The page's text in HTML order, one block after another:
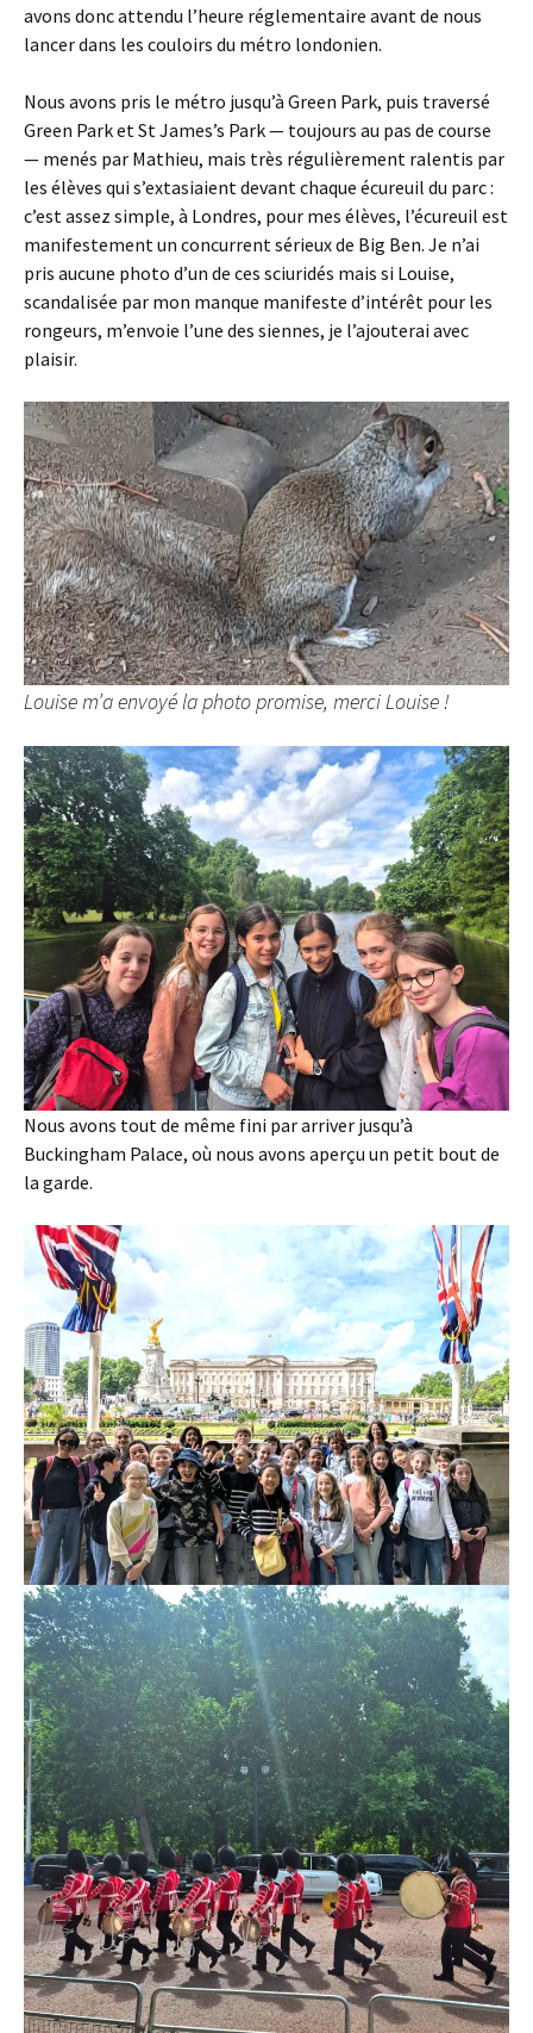
avons donc attendu l’heure réglementaire avant de nous
lancer dans les couloirs du métro londonien.
Nous avons pris le métro jusqu’à Green Park, puis traversé
Green Park et St James’s Park — toujours au pas de course
— menés par Mathieu, mais très régulièrement ralentis par
les élèves qui s’extasiaient devant chaque écureuil du parc :
c’est assez simple, à Londres, pour mes élèves, l’écureuil est
manifestement un concurrent sérieux de Big Ben. Je n’ai
pris aucune photo d’un de ces sciuridés mais si Louise,
scandalisée par mon manque manifeste d’intérêt pour les
rongeurs, m’envoie l’une des siennes, je l’ajouterai avec
plaisir.
Louise m’a envoyé la photo promise, merci Louise !
Nous avons tout de même fini par arriver jusqu’à
Buckingham Palace, où nous avons aperçu un petit bout de
la garde.